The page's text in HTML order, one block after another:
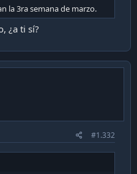
la 3ra semana de marzo.
¿a ti sí?
#1.332